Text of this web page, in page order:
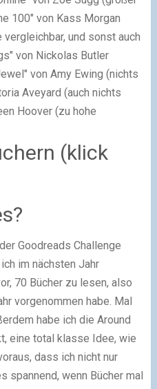
100" von Kass Morgan
und sonst auch
von Nickolas Butler
von Amy Ewing (nichts
Aveyard (auch nichts
Hoover (zu hohe
(klick
Goodreads Challenge
im nächsten Jahr
70 Bücher zu lesen, also
vorgenommen habe. Mal
habe ich die Around
eine total klasse Idee, wie
dass ich nicht nur
spannend, wenn Bücher mal